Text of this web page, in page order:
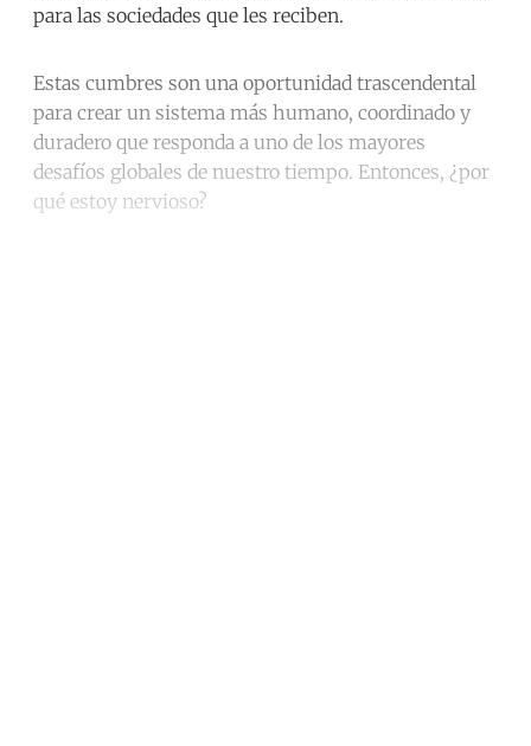
para las sociedades que les reciben.
Estas cumbres son una oportunidad trascendental
para crear un sistema más humano, coordinado y
duradero que responda a uno de los mayores
desafíos globales de nuestro tiempo. Entonces, ¿por
qué estoy nervioso?